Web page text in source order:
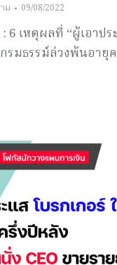
ม 09/08/2022
6 เหตุผลที่ “ผู้เอาป
รมธรรม์ล่วงพ้นอายุ